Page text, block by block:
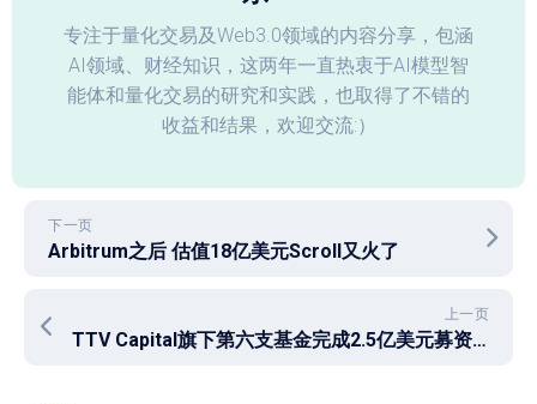
专注于量化交易及Web3.0领域的内容分享，包涵
AI领域、财经知识，这两年一直热衷于AI模型智
能体和量化交易的研究和实践，也取得了不错的
收益和结果，欢迎交流:）
下一页
Arbitrum之后 估值18亿美元Scroll又火了
上一页
TTV Capital旗下第六支基金完成2.5亿美元募资，拟投资Web3等领域